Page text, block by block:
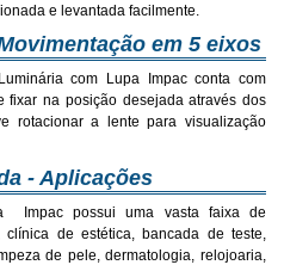
e levantada facilmente.
em 5 eixos
com Lupa Impac conta com
fixar na posição desejada através dos
rotacionar a lente para visualização
- Aplicações
Impac possui uma vasta faixa de
clínica de estética, bancada de teste,
de pele, dermatologia, relojoaria,